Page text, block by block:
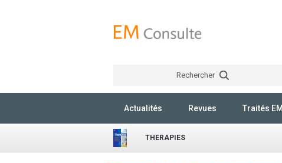
Rechercher
Actualités Revues Traités
THERAPIES